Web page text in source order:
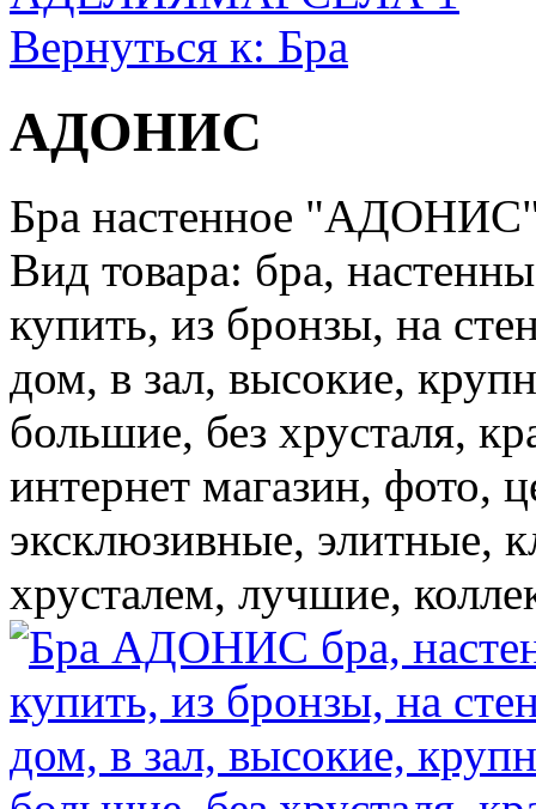
Вернуться к: Бра
АДОНИС
Бра настенное
Вид товара: бра,
купить, из бронзы, на
дом, в зал, высокие,
большие, без хрусталя,
интернет магазин, фото,
эксклюзивные, элитные,
хрусталем, лучшие,